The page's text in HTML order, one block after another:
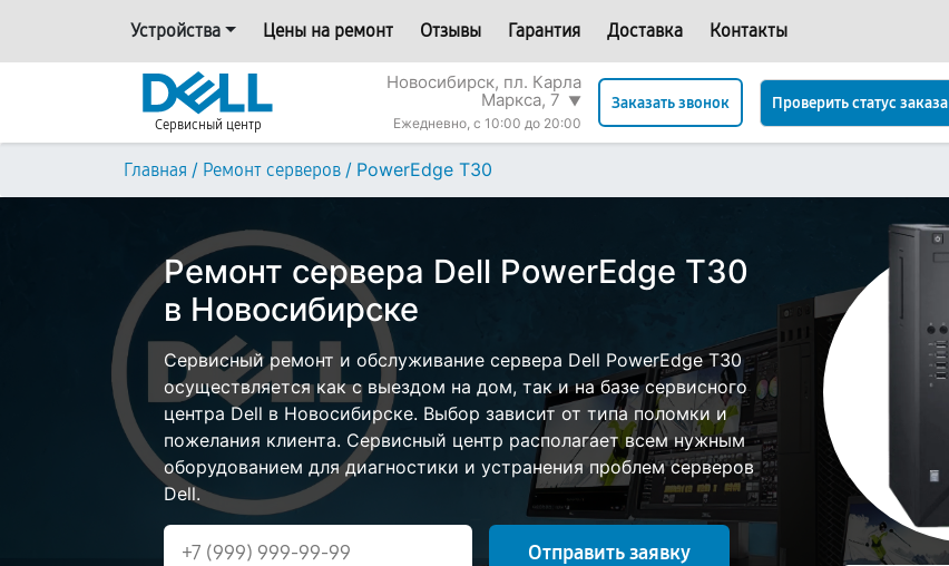
Устройства Цены на ремонт Отзывы Гарантия Доставка Контакты
Сервисный центр
Новосибирск, пл. Карла
Маркса, 7 ▼
Ежедневно, с 10:00 до 20:00
Заказать звонок Проверить статус заказа
Главная / Ремонт серверов / PowerEdge T30
Ремонт сервера Dell PowerEdge T30
в Новосибирске
Сервисный ремонт и обслуживание сервера Dell PowerEdge T30
осуществляется как с выездом на дом, так и на базе сервисного
центра Dell в Новосибирске. Выбор зависит от типа поломки и
пожелания клиента. Сервисный центр располагает всем нужным
оборудованием для диагностики и устранения проблем серверов
Dell.
Отправить заявку